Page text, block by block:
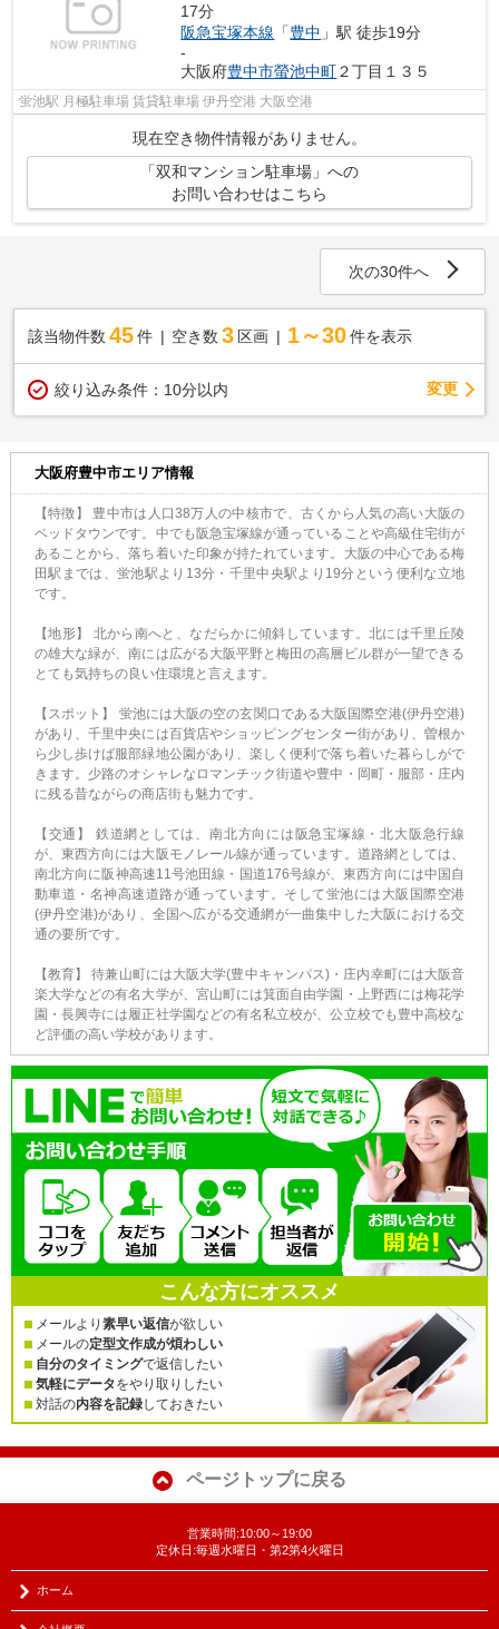
17分
阪急宝塚本線 「豊中 」駅 徒歩19分
-
大阪府豊中市螢池中町２丁目１３５
蛍池駅 月極駐車場 賃貸駐車場 伊丹空港 大阪空港
現在空き物件情報がありません。
「双和マンション駐車場」への
お問い合わせはこちら
次の30件へ
該当物件数 45件 空き数 3 区画 1～30 件を表示
絞り込み条件： 10分以内 変更
大阪府豊中市エリア情報
【特徴】 豊中市は人口38万人の中核市で、古くから人気の高い大阪の
ベッドタウンです。中でも阪急宝塚線が通っていることや高級住宅街が
あることから、落ち着いた印象が持たれています。大阪の中心である梅
田駅までは、蛍池駅より13分・千里中央駅より19分という便利な立地
です。
【地形】 北から南へと、なだらかに傾斜しています。北には千里丘陵
の雄大な緑が、南には広がる大阪平野と梅田の高層ビル群が一望できる
とても気持ちの良い住環境と言えます。
【スポット】 蛍池には大阪の空の玄関口である大阪国際空港(伊丹空港)
があり、千里中央には百貨店やショッピングセンター街があり、曽根か
ら少し歩けば服部緑地公園があり、楽しく便利で落ち着いた暮らしがで
きます。少路のオシャレなロマンチック街道や豊中・岡町・服部・庄内
に残る昔ながらの商店街も魅力です。
【交通】 鉄道網としては、南北方向には阪急宝塚線・北大阪急行線
が、東西方向には大阪モノレール線が通っています。道路網としては、
南北方向に阪神高速11号池田線・国道176号線が、東西方向には中国自
動車道・名神高速道路が通っています。そして蛍池には大阪国際空港
(伊丹空港)があり、全国へ広がる交通網が一曲集中した大阪における交
通の要所です。
【教育】 待兼山町には大阪大学(豊中キャンパス)・庄内幸町には大阪音
楽大学などの有名大学が、宮山町には箕面自由学園・上野西には梅花学
園・長興寺には履正社学園などの有名私立校が、公立校でも豊中高校な
ど評価の高い学校があります。
こんな方にオススメ
メールより 素早い返信が欲しい
メールの定型文作成が煩わしい
自分のタイミングで返信したい
気軽にデータをやり取りしたい
対話の内容を記録しておきたい
ページトップに戻る
営業時間:10:00～19:00
定休日:毎週水曜日・第2第4火曜日
ホーム